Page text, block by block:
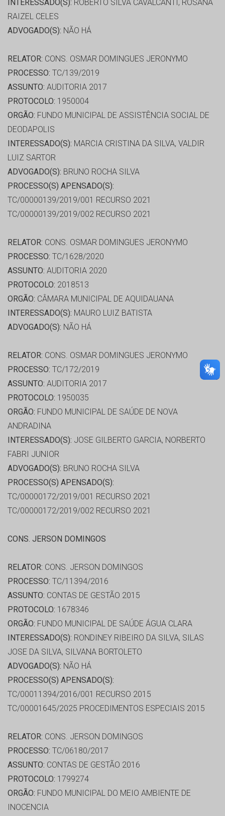
INTERESSADO(S): ROBERTO SILVA CAVALCANTI, ROSANA
RAIZEL CELES
ADVOGADO(S): NÃO HÁ
RELATOR: CONS. OSMAR DOMINGUES JERONYMO
PROCESSO: TC/139/2019
ASSUNTO: AUDITORIA 2017
PROTOCOLO: 1950004
ORGÃO: FUNDO MUNICIPAL DE ASSISTÊNCIA SOCIAL DE
DEODAPOLIS
INTERESSADO(S): MARCIA CRISTINA DA SILVA, VALDIR
LUIZ SARTOR
ADVOGADO(S): BRUNO ROCHA SILVA
PROCESSO(S) APENSADO(S):
TC/00000139/2019/001 RECURSO 2021
TC/00000139/2019/002 RECURSO 2021
RELATOR: CONS. OSMAR DOMINGUES JERONYMO
PROCESSO: TC/1628/2020
ASSUNTO: AUDITORIA 2020
PROTOCOLO: 2018513
ORGÃO: CÂMARA MUNICIPAL DE AQUIDAUANA
INTERESSADO(S): MAURO LUIZ BATISTA
ADVOGADO(S): NÃO HÁ
RELATOR: CONS. OSMAR DOMINGUES JERONYMO
PROCESSO: TC/172/2019
ASSUNTO: AUDITORIA 2017
PROTOCOLO: 1950035
ORGÃO: FUNDO MUNICIPAL DE SAÚDE DE NOVA
ANDRADINA
INTERESSADO(S): JOSE GILBERTO GARCIA, NORBERTO
FABRI JUNIOR
ADVOGADO(S): BRUNO ROCHA SILVA
PROCESSO(S) APENSADO(S):
TC/00000172/2019/001 RECURSO 2021
TC/00000172/2019/002 RECURSO 2021
CONS. JERSON DOMINGOS
RELATOR: CONS. JERSON DOMINGOS
PROCESSO: TC/11394/2016
ASSUNTO: CONTAS DE GESTÃO 2015
PROTOCOLO: 1678346
ORGÃO: FUNDO MUNICIPAL DE SAÚDE ÁGUA CLARA
INTERESSADO(S): RONDINEY RIBEIRO DA SILVA, SILAS
JOSE DA SILVA, SILVANA BORTOLETO
ADVOGADO(S): NÃO HÁ
PROCESSO(S) APENSADO(S):
TC/00011394/2016/001 RECURSO 2015
TC/00001645/2025 PROCEDIMENTOS ESPECIAIS 2015
RELATOR: CONS. JERSON DOMINGOS
PROCESSO: TC/06180/2017
ASSUNTO: CONTAS DE GESTÃO 2016
PROTOCOLO: 1799274
ORGÃO: FUNDO MUNICIPAL DO MEIO AMBIENTE DE
INOCENCIA